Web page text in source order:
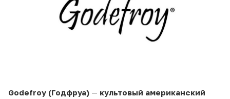
Godefroy (Годфруа) — культовый американский